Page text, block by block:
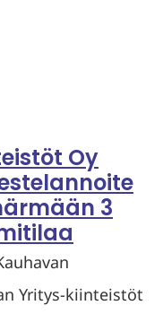
Oy
3
Yritys-kiinteistöt